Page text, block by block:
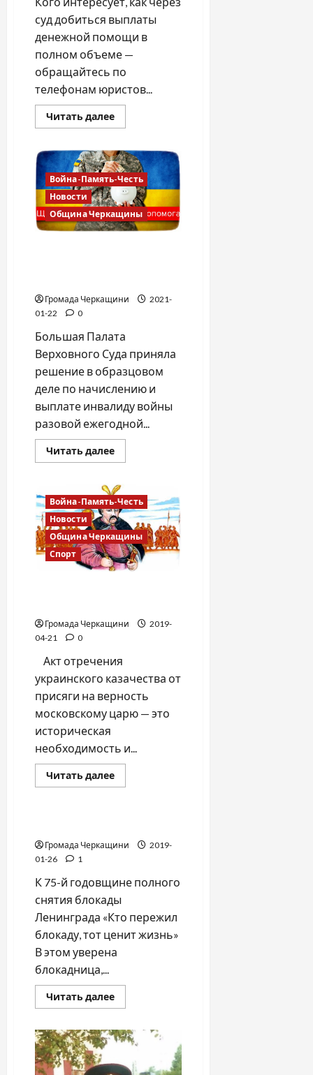
суд добиться выплаты
денежной помощи в
полном объеме —
обращайтесь по
телефонам юристов...
Читать далееПрочитать
больше
помощь
ветеранам
АТО
(ООС),
УБД,
инвалидам
войны
Война-Память-Честь
Новости
Община Черкащины
Громада Черкащини
2021-
01-22
0
Большая Палата
Верховного Суда приняла
решение в образцовом
деле по начислению и
выплате инвалиду войны
разовой ежегодной...
Читать далееПрочитать
больше
НОВОСТЬ
ДЛЯ
УЧАСТНИКОВ
АТО
(ООС),
УБД,
ИНВАЛИДОВ
ВОЙНЫ
Война-Память-Честь
Новости
Община Черкащины
Спорт
Громада Черкащини
2019-
04-21
0
Акт отречения
украинского казачества от
присяги на верность
московскому царю — это
историческая
необходимость и...
Читать далееПрочитать
больше
Война-Память-Честь
Громада Черкащини
2019-
01-26
1
К 75-й годовщине полного
снятия блокады
Ленинграда «Кто пережил
блокаду, тот ценит жизнь»
В этом уверена
блокадница,...
Читать далееПрочитать
больше
СПАСАЛА
ЛАДОГА